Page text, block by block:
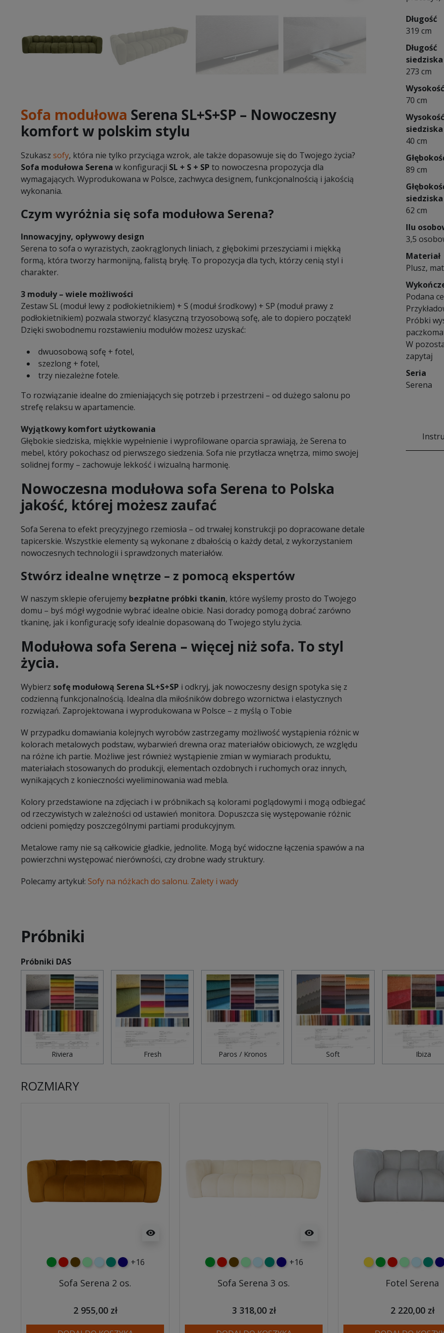
Sofa modułowa Serena SL+S+SP – Nowoczesny
komfort w polskim stylu
Szukasz sofy, która nie tylko przyciąga wzrok, ale także dopasowuje się do Twojego życia?
Sofa modułowa Serena w konfiguracji SL + S + SP to nowoczesna propozycja dla
wymagających. Wyprodukowana w Polsce, zachwyca designem, funkcjonalnością i jakością
wykonania.
Czym wyróżnia się sofa modułowa Serena?
Innowacyjny, opływowy design
Serena to sofa o wyrazistych, zaokrąglonych liniach, z głębokimi przeszyciami i miękką
formą, która tworzy harmonijną, falistą bryłę. To propozycja dla tych, którzy cenią styl i
charakter.
3 moduły – wiele możliwości
Zestaw SL (moduł lewy z podłokietnikiem) + S (moduł środkowy) + SP (moduł prawy z
podłokietnikiem) pozwala stworzyć klasyczną trzyosobową sofę, ale to dopiero początek!
Dzięki swobodnemu rozstawieniu modułów możesz uzyskać:
dwuosobową sofę + fotel,
szezlong + fotel,
trzy niezależne fotele.
To rozwiązanie idealne do zmieniających się potrzeb i przestrzeni – od dużego salonu po
strefę relaksu w apartamencie.
Wyjątkowy komfort użytkowania
Głębokie siedziska, miękkie wypełnienie i wyprofilowane oparcia sprawiają, że Serena to
mebel, który pokochasz od pierwszego siedzenia. Sofa nie przytłacza wnętrza, mimo swojej
solidnej formy – zachowuje lekkość i wizualną harmonię.
Nowoczesna modułowa sofa Serena to Polska
jakość, której możesz zaufać
Sofa Serena to efekt precyzyjnego rzemiosła – od trwałej konstrukcji po dopracowane detale
tapicerskie. Wszystkie elementy są wykonane z dbałością o każdy detal, z wykorzystaniem
nowoczesnych technologii i sprawdzonych materiałów.
Stwórz idealne wnętrze – z pomocą ekspertów
W naszym sklepie oferujemy bezpłatne próbki tkanin, które wyślemy prosto do Twojego
domu – byś mógł wygodnie wybrać idealne obicie. Nasi doradcy pomogą dobrać zarówno
tkaninę, jak i konfigurację sofy idealnie dopasowaną do Twojego stylu życia.
Modułowa sofa Serena – więcej niż sofa. To styl
życia.
Wybierz sofę modułową Serena SL+S+SP i odkryj, jak nowoczesny design spotyka się z
codzienną funkcjonalnością. Idealna dla miłośników dobrego wzornictwa i elastycznych
rozwiązań. Zaprojektowana i wyprodukowana w Polsce – z myślą o Tobie
W przypadku domawiania kolejnych wyrobów zastrzegamy możliwość wystąpienia różnic w
kolorach metalowych podstaw, wybarwień drewna oraz materiałów obiciowych, ze względu
na różne ich partie. Możliwe jest również wystąpienie zmian w wymiarach produktu,
materiałach stosowanych do produkcji, elementach ozdobnych i ruchomych oraz innych,
wynikających z konieczności wyeliminowania wad mebla.
Kolory przedstawione na zdjęciach i w próbnikach są kolorami poglądowymi i mogą odbiegać
od rzeczywistych w zależności od ustawień monitora. Dopuszcza się występowanie różnic
odcieni pomiędzy poszczególnymi partiami produkcyjnym.
Metalowe ramy nie są całkowicie gładkie, jednolite. Mogą być widoczne łączenia spawów a na
powierzchni występować nierówności, czy drobne wady struktury.
Polecamy artykuł: Sofy na nóżkach do salonu. Zalety i wady
Długość
319 cm
Długość
siedziska
273 cm
Wysokość
70 cm
Wysokość
siedziska
40 cm
89 cm
siedziska
62 cm
Ilu
3,5
Materiał
Plusz,
Podana
Próbki
W
zapytaj
Seria
Serena
Próbniki
Próbniki DAS
Riviera Fresh Paros / Kronos Soft Ibiza
ROZMIARY
visibility
zielonyczerwony
czekoladowy
miętowybłękitnyturkusowy
granatowy
+16
Sofa Serena 2 os.
2 955,00 zł
visibility
zielonyczerwony
czekoladowy
miętowybłękitnyturkusowy
granatowy
+16
Sofa Serena 3 os.
3 318,00 zł
żółtyzielonyczerwony
miętowybłękitny
Fotel Serena
2 220,00 zł